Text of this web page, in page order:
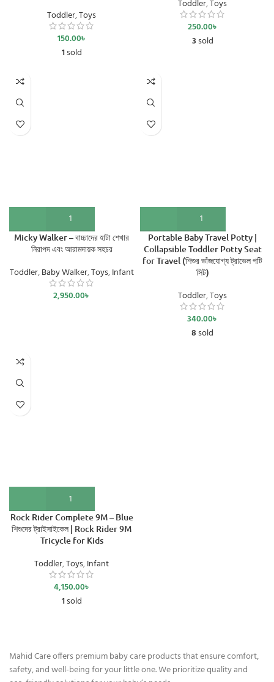
Toddler,Toys
150.00৳
1sold
Toddler,Toys
250.00৳
3sold
Micky Walker – বাচ্চাদের হাটা শেখার
নিরাপদ এবং আরামদায়ক সহচর
Toddler,Baby Walker,Toys,Infant
2,950.00৳
Portable Baby Travel Potty |
Collapsible Toddler Potty Seat
for Travel (শিশুর ভাঁজযোগ্য ট্রাভেল পটি
সিট)
Toddler,Toys
340.00৳
8sold
Rock Rider Complete 9M – Blue
শিশুদের ট্রাইসাইকেল | Rock Rider 9M
Tricycle for Kids
Toddler,Toys,Infant
4,150.00৳
1sold
Mahid Care offers premium baby care products that ensure comfort,
safety, and well-being for your little one. We prioritize quality and